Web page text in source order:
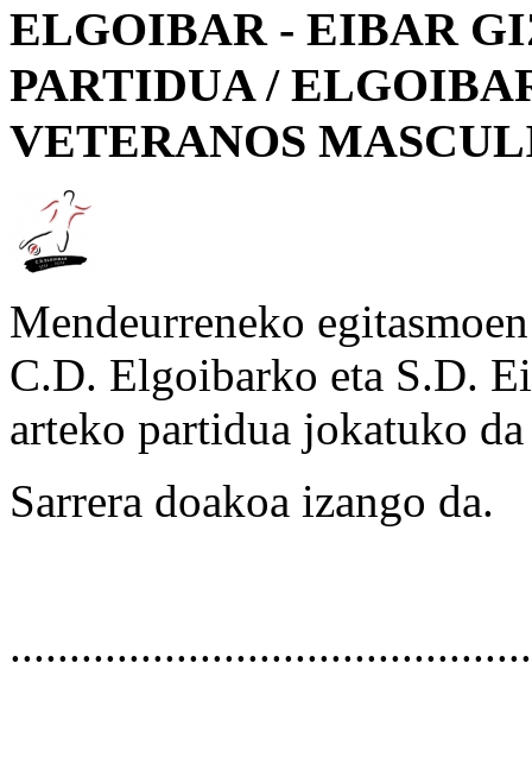
ELGOIBAR - EIBAR
PARTIDUA /
VETERANOS
Mendeurreneko
C.D. Elgoibarko eta S.D.
arteko partidua jokatuko
Sarrera doakoa izango da.